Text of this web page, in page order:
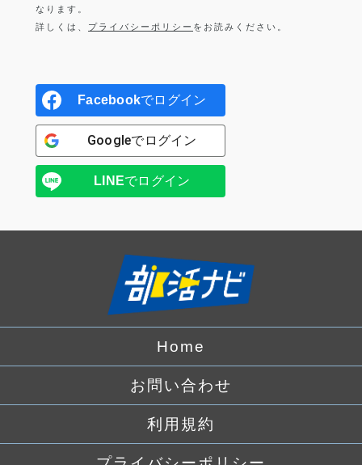
なります。
詳しくは、 プライバシーポリシー をお読みください。
Facebookでログイン
Googleでログイン
LINEでログイン
Home
お問い合わせ
利用規約